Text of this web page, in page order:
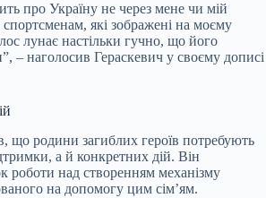
про Україну не через мене чи мій
які зображені на моєму
лунає настільки гучно, що його
– наголосив Гераскевич у своєму дописі
що родини загиблих героїв потребують
а й конкретних дій. Він
роботи над створенням механізму
на допомогу цим сім’ям.